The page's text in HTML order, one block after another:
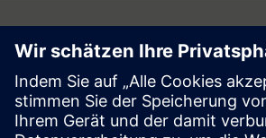
Follow